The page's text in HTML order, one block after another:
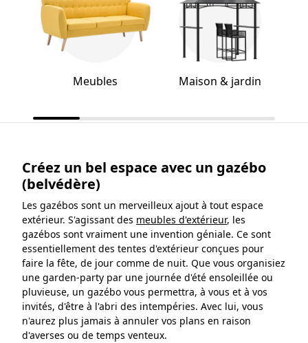
Meubles Maison & jardin
Créez un bel espace avec un gazébo
(belvédère)
Les gazébos sont un merveilleux ajout à tout espace
extérieur. S'agissant des meubles d'extérieur, les
gazébos sont vraiment une invention géniale. Ce sont
essentiellement des tentes d'extérieur conçues pour
faire la fête, de jour comme de nuit. Que vous organisiez
une garden-party par une journée d'été ensoleillée ou
pluvieuse, un gazébo vous permettra, à vous et à vos
invités, d'être à l'abri des intempéries. Avec lui, vous
n'aurez plus jamais à annuler vos plans en raison
d'averses ou de temps venteux.